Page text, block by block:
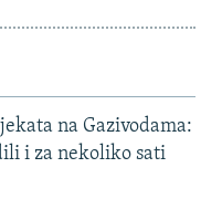
na Gazivodama:
i za nekoliko sati